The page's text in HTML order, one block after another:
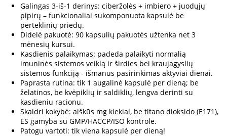
Galingas 3-iš-1 derinys: ciberžolės + imbiero + juodųjų
pipirų – funkcionaliai sukomponuota kapsulė be
perteklinių priedų.
Didelė pakuotė: 90 kapsulių pakuotės užtenka net 3
mėnesių kursui.
Kasdienis palaikymas: padeda palaikyti normalią
imuninės sistemos veiklą ir širdies bei kraujagyslių
sistemos funkciją - išmanus pasirinkimas aktyviai dienai.
Paprasta rutina: tik 1 augalinė kapsulė per dieną; be
želatinos, be kvėpiklių ir saldiklių, lengva derinti su
kasdieniu racionu.
Skaidri kokybė: aiškūs mg kiekiai, be titano dioksido (E171),
ES gamyba su GMP/HACCP/ISO kontrole.
Patogu vartoti: tik viena kapsulė per dieną!